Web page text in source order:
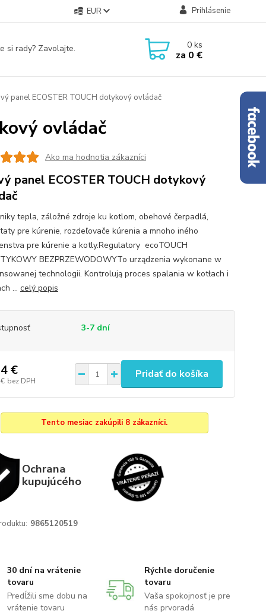
EUR Prihlásenie
si rady? Zavolajte. 0ks
za 0 €
panel ECOSTER TOUCH dotykový ovládač
ovládač
Ako ma hodnotia zákazníci
panel ECOSTER TOUCH dotykový
tepla, záložné zdroje ku kotlom, obehové čerpadlá,
pre kúrenie, rozdeľovače kúrenia a mnoho iného
pre kúrenie a kotly.Regulatory ecoTOUCH
BEZPRZEWODOWYTo urządzenia wykonane w
technologii. Kontrolują proces spalania w kotłach i
... celý popis
3-7 dní
€
bez DPH
Pridať do košíka
Tento mesiac zakúpili 8 zákazníci.
Ochrana
kupujúcého
9865120519
30 dní na vrátenie
tovaru
Predĺžili sme dobu na
vrátenie tovaru
Rýchle doručenie
tovaru
Vaša spokojnosť je pre
nás prvoradá